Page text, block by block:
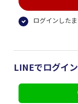
ログインした
LINEでログイン